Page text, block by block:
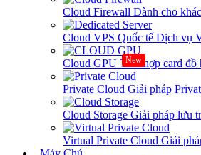
Cloud Firewall Dành cho
Cloud VPS Quốc tế Dịch vụ
Cloud GPU New
Tích hợp card đồ
Private Cloud Giải pháp
Cloud Storage Giải pháp lưu
Virtual Private Cloud Giải